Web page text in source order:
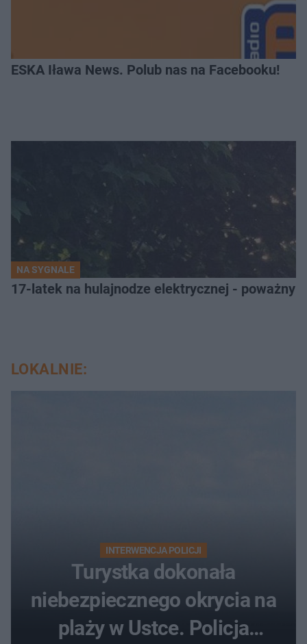
ESKA Iława News. Polub nas na Facebooku!
NA SYGNALE
17-latek na hulajnodze elektrycznej - poważny
LOKALNIE:
INTERWENCJA POLICJI
Turystka dokonała
niebezpiecznego okrycia na
plaży w Ustce. Policja